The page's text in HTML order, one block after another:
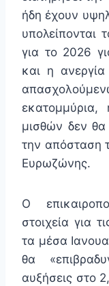
ήδη έχουν
υπολείπονται
για το 2026
και η
μισθών δεν θα
την απόσταση
Ευρωζώνης.
Ο
στοιχεία για
τα μέσα
θα
αυξήσεις στο